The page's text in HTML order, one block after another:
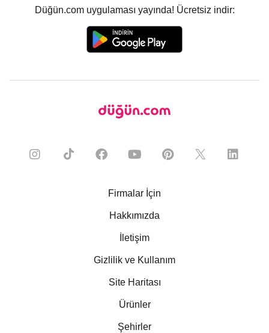
Düğün.com uygulaması yayında! Ücretsiz indir:
Firmalar İçin
Hakkımızda
İletişim
Gizlilik ve Kullanım
Site Haritası
Ürünler
Şehirler